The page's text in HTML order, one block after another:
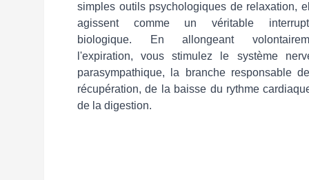
simples outils psychologiques de relaxation,
agissent comme un véritable
biologique. En allongeant
l'expiration, vous stimulez le système
parasympathique, la branche responsable
récupération, de la baisse du rythme
de la digestion.